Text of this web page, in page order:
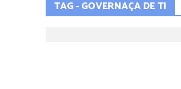
TAG - GOVERNAÇA DE TI